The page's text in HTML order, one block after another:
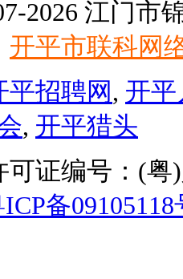
2026 江门市
开平市联科网
平招聘网, 开
, 开平猎头
可证编号：(
备09105118